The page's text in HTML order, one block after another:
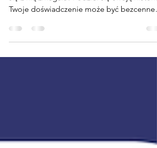
🟣Przebyta sepsa? Masz bliską osobę, która
Twoje doświadczenie może być bezcenne
dla...